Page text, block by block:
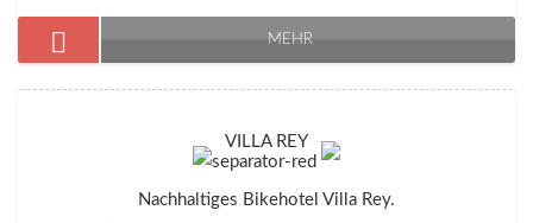
MEHR
VILLA REY
Nachhaltiges Bikehotel Villa Rey.